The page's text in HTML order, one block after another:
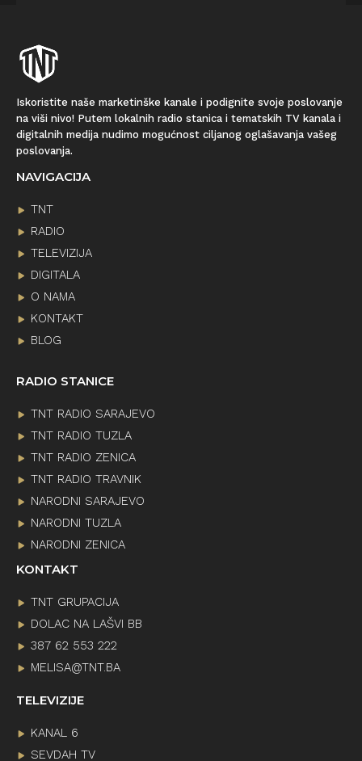
Iskoristite naše marketinške kanale i podignite svoje poslovanje
na viši nivo! Putem lokalnih radio stanica i tematskih TV kanala i
digitalnih medija nudimo mogućnost ciljanog oglašavanja vašeg
poslovanja.
NAVIGACIJA
TNT
RADIO
TELEVIZIJA
DIGITALA
O NAMA
KONTAKT
BLOG
RADIO STANICE
TNT RADIO SARAJEVO
TNT RADIO TUZLA
TNT RADIO ZENICA
TNT RADIO TRAVNIK
NARODNI SARAJEVO
NARODNI TUZLA
NARODNI ZENICA
KONTAKT
TNT GRUPACIJA
DOLAC NA LAŠVI BB
387 62 553 222
MELISA@TNT.BA
TELEVIZIJE
KANAL 6
SEVDAH TV